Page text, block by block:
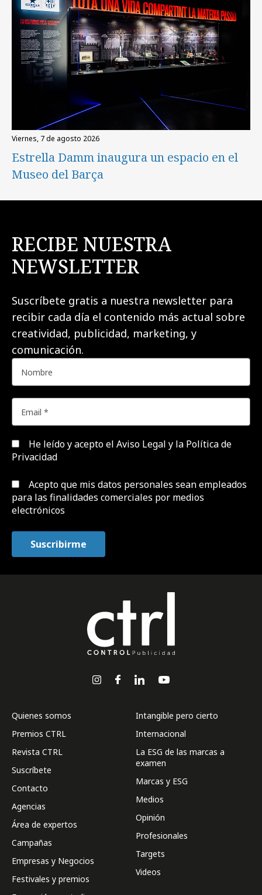
viernes, 7 de agosto 2026
Estrella Damm inaugura un espacio en el
Museo del Barça
RECIBE NUESTRA
NEWSLETTER
Suscríbete gratis a nuestra newsletter para
recibir cada día el contenido más actual sobre
creatividad, publicidad, marketing, y
comunicación.
He leído y acepto el Aviso Legal y la Política de
Privacidad
Acepto que mis datos personales sean empleados
para las finalidades comerciales por medios
electrónicos
Quienes somos
Premios CTRL
Revista CTRL
Suscríbete
Contacto
Agencias
Área de expertos
Campañas
Empresas y Negocios
Festivales y premios
Intangible pero cierto
Internacional
La ESG de las marcas a
examen
Marcas y ESG
Medios
Opinión
Profesionales
Targets
Videos